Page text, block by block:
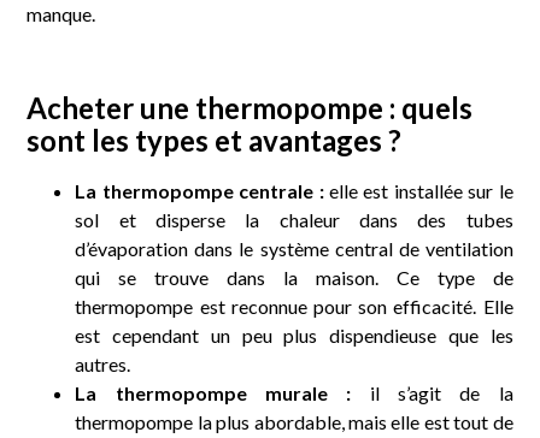
manque.
Acheter une thermopompe : quels
sont les types et avantages ?
La thermopompe centrale : elle est installée sur le
sol et disperse la chaleur dans des tubes
d’évaporation dans le système central de ventilation
qui se trouve dans la maison. Ce type de
thermopompe est reconnue pour son efficacité. Elle
est cependant un peu plus dispendieuse que les
autres.
La thermopompe murale : il s’agit de la
thermopompe la plus abordable, mais elle est tout de